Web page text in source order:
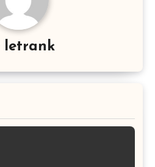
letrank